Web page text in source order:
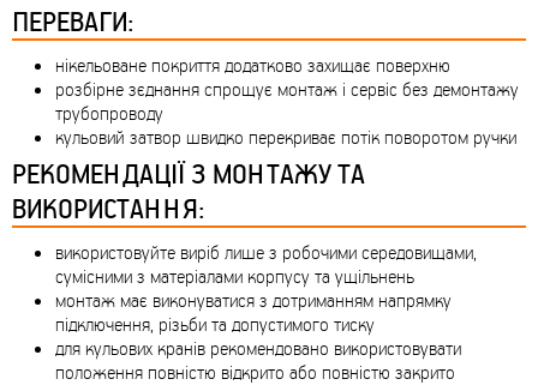
ПЕРЕВАГИ:
нікельоване покриття додатково захищає поверхню
розбірне зєднання спрощує монтаж і сервіс без демонтажу
трубопроводу
кульовий затвор швидко перекриває потік поворотом ручки
РЕКОМЕНДАЦІЇ З МОНТАЖУ ТА
ВИКОРИСТАННЯ:
використовуйте виріб лише з робочими середовищами,
сумісними з матеріалами корпусу та ущільнень
монтаж має виконуватися з дотриманням напрямку
підключення, різьби та допустимого тиску
для кульових кранів рекомендовано використовувати
положення повністю відкрито або повністю закрито